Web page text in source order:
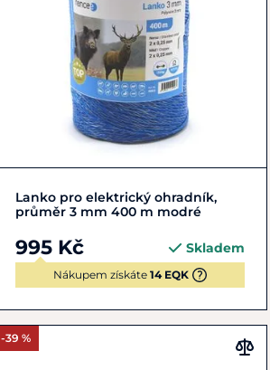
Do košíku
Lanko pro elektrický ohradník,
průměr 3 mm 400 m modré
995 Kč Skladem
Nákupem získáte 14 EQK
-39 %